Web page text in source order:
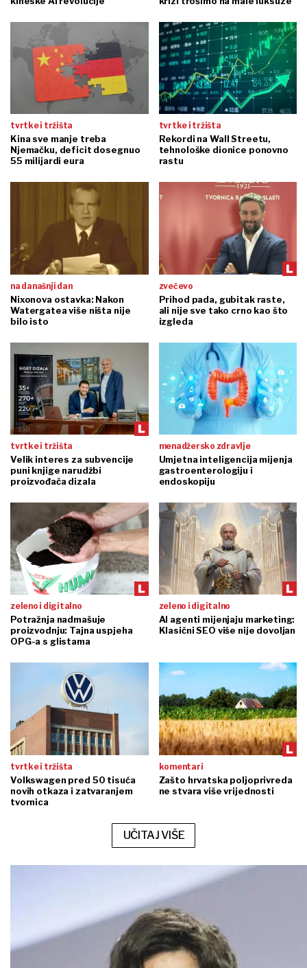
tvrtke i tržišta
Kina sve manje treba
Njemačku, deficit dosegnuo
55 milijardi eura
tvrtke i tržišta
Rekordi na Wall Streetu,
tehnološke dionice ponovno
rastu
na današnji dan
Nixonova ostavka: Nakon
Watergatea više ništa nije
bilo isto
zvečevo
Prihod pada, gubitak raste,
ali nije sve tako crno kao što
izgleda
tvrtke i tržišta
Velik interes za subvencije
puni knjige narudžbi
proizvođača dizala
menadžersko zdravlje
Umjetna inteligencija mijenja
gastroenterologiju i
endoskopiju
zeleno i digitalno
Potražnja nadmašuje
proizvodnju: Tajna uspjeha
OPG-a s glistama
zeleno i digitalno
AI agenti mijenjaju marketing:
Klasični SEO više nije dovoljan
tvrtke i tržišta
Volkswagen pred 50 tisuća
novih otkaza i zatvaranjem
tvornica
komentari
Zašto hrvatska poljoprivreda
ne stvara više vrijednosti
UČITAJ VIŠE